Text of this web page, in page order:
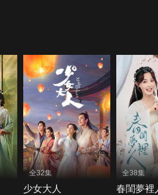
全32集
少女大人
全38集
春閨夢裡